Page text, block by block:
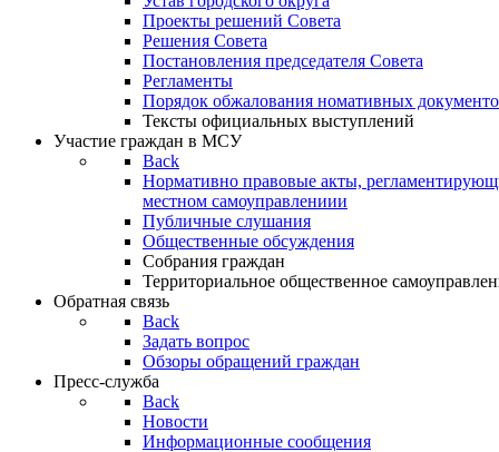
Проекты решений Совета
Решения Совета
Постановления председателя Совета
Регламенты
Порядок обжалования номативных
Тексты официальных выступлений
Участие граждан в МСУ
Back
Нормативно правовые акты,
местном самоуправлениии
Публичные слушания
Общественные обсуждения
Собрания граждан
Территориальное общественное
Обратная связь
Back
Задать вопрос
Обзоры обращений граждан
Пресс-служба
Back
Новости
Информационные сообщения